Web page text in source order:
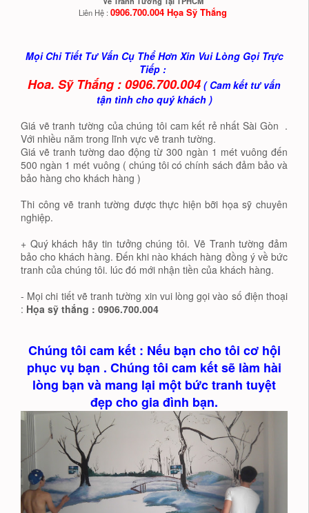
Liên Hệ : 0906.700.004 Họa Sỹ Thắng
Mọi Chi Tiết Tư Vấn Cụ Thể Hơn Xin Vui Lòng Gọi Trực
Tiếp :
Hoa. Sỹ Thắng : 0906.700.004 ( Cam kết tư vấn
tận tình cho quý khách )
Giá vẽ tranh tường của chúng tôi cam kết rẻ nhất Sài Gòn .
Với nhiều năm trong lĩnh vực vẽ tranh tường.
Giá vẽ tranh tường dao động từ 300 ngàn 1 mét vuông đến
500 ngàn 1 mét vuông ( chúng tôi có chính sách đảm bảo và
bảo hàng cho khách hàng )
Thi công vẽ tranh tường được thực hiện bỡi họa sỹ chuyên
nghiệp.
+ Quý khách hãy tin tưởng chúng tôi. Vẽ Tranh tường đảm
bảo cho khách hàng. Đến khi nào khách hàng đồng ý về bức
tranh của chúng tôi. lúc đó mới nhận tiền của khách hàng.
- Mọi chi tiết vẽ tranh tường xin vui lòng gọi vào số điện thoại
: Họa sỹ thắng : 0906.700.004
Chúng tôi cam kết : Nếu bạn cho tôi cơ hội
phục vụ bạn . Chúng tôi cam kết sẽ làm hài
lòng bạn và mang lại một bức tranh tuyệt
đẹp cho gia đình bạn.